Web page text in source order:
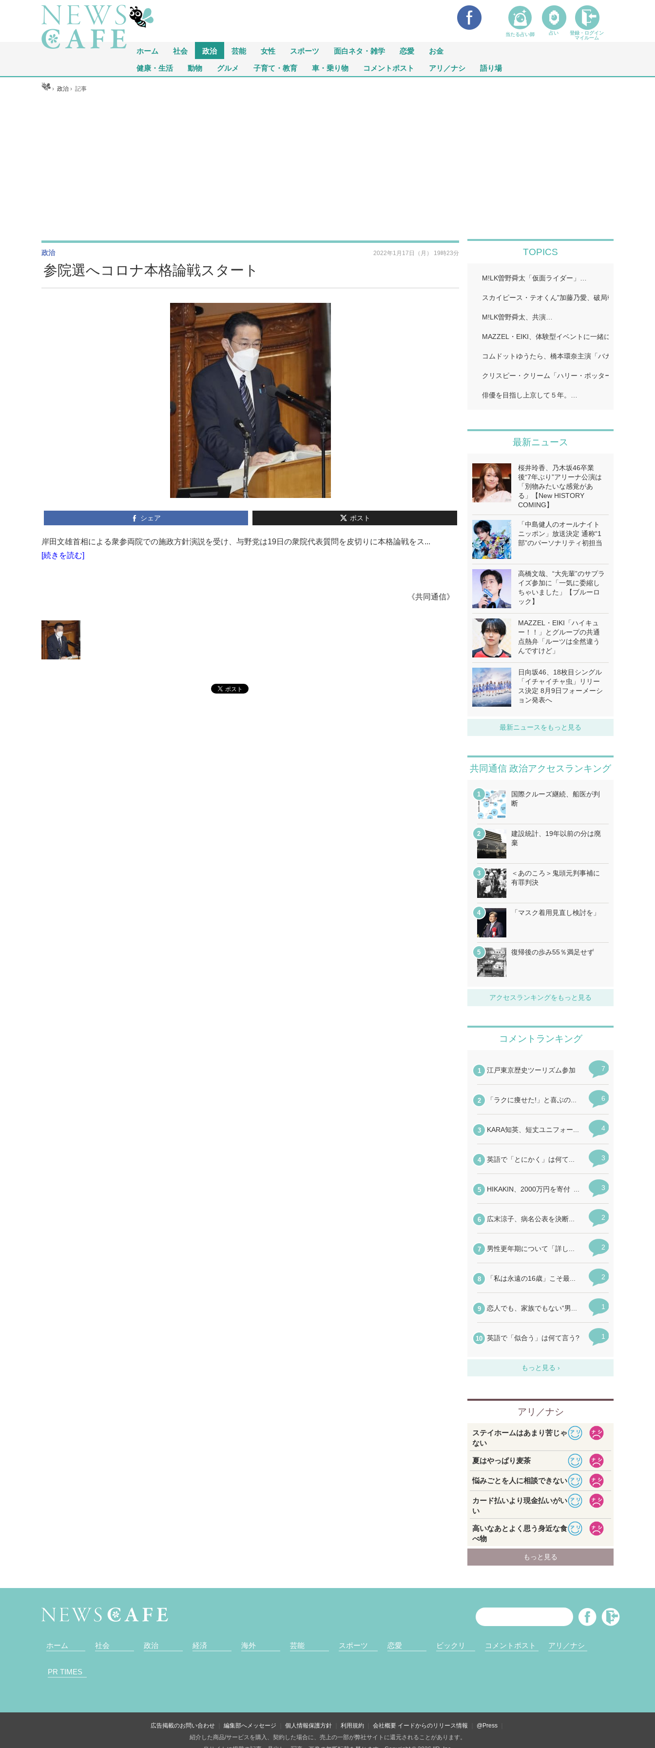
ホーム 社会 政治 芸能 女性 スポーツ 面白ネタ・雑学 恋愛 お金
健康・生活 動物 グルメ 子育て・教育 車・乗り物 コメントポスト アリ／ナシ 語り場
ホーム ›政治 ›記事
参院選へコロナ本格論戦スタート
政治 2022年1月17日（月） 19時23分
シェア ポスト
岸田文雄首相による衆参両院での施政方針演説を受け、与野党は19日の衆院代表質問を皮切りに本格論戦をス...
[続きを読む]
《共同通信》
TOPICS
M!LK曽野舜太「仮面ライダー」…
スカイピース・テオくん"加藤乃愛、破局報告「どちら
M!LK曽野舜太、共演…
MAZZEL・EIKI、体験型イベントに一緒に行きたい人
コムドットゆうたら、橋本環奈主演「バカンスの法則
クリスピー・クリーム「ハリー・ポッター」…
俳優を目指し上京して５年。…
最新ニュース
桜井玲香、乃木坂46卒業
後“7年ぶり”アリーナ公演は
「別物みたいな感覚があ
る」【New HISTORY
COMING】
「中島健人のオールナイト
ニッポン」放送決定 通称“1
部”のパーソナリティ初担当
高橋文哉、“大先輩”のサプラ
イズ参加に「一気に委縮し
ちゃいました」【ブルーロ
ック】
MAZZEL・EIKI「ハイキュ
ー！！」とグループの共通
点熱弁「ルーツは全然違う
んですけど」
日向坂46、18枚目シングル
「イチャイチャ虫」リリー
ス決定 8月9日フォーメーシ
ョン発表へ
最新ニュースをもっと見る
共同通信 政治アクセスランキング
国際クルーズ継続、船医が判
断
建設統計、19年以前の分は廃
棄
＜あのころ＞鬼頭元判事補に
有罪判決
「マスク着用見直し検討を」
復帰後の歩み55％満足せず
アクセスランキングをもっと見る
ホーム 社会 政治 経済 海外 芸能 スポーツ 恋愛 ビックリ コメントポスト アリ／ナシ
PR TIMES
広告掲載のお問い合わせ 編集部へメッセージ 個人情報保護方針 利用規約 会社概要 イードからのリリース情報
@Press
紹介した商品/サービスを購入、契約した場合に、売上の一部が弊社サイトに還元されることがあります。
当たる占い師 占い
登録・ログイン
マイルーム